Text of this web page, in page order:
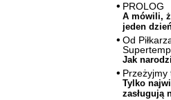
PROLOG
A mówili,
jeden
Od
Jak
Przeżyjmy
Tylko
zasługują